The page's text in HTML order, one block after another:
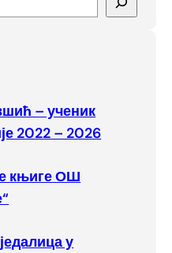
– ученик
2022 – 2026
књиге ОШ
у